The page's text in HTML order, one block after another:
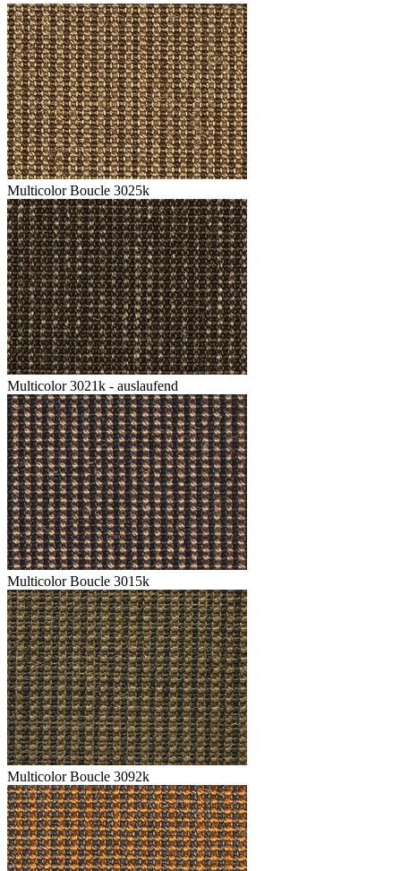
Multicolor Boucle 3025k
Multicolor 3021k - auslaufend
Multicolor Boucle 3015k
Multicolor Boucle 3092k